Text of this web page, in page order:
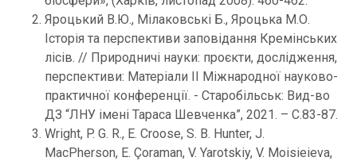
Яроцький В.Ю., Мілаковські Б., Яроцька М.О.
Історія та перспективи заповідання Кремінських
лісів. // Природничі науки: проєкти, дослідження,
перспективи: Матеріали II Міжнародної науково-
практичної конференції. - Старобільськ: Вид-во
ДЗ “ЛНУ імені Тараса Шевченка”, 2021. – С.83-87.
Wright, P. G. R., E. Croose, S. B. Hunter, J.
MacPherson, E. Çoraman, V. Yarotskiy, V. Moisieieva,